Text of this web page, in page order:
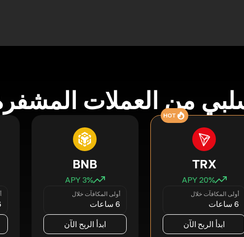
من العملات
HOT
TRX
20% APY
أولى المكافآت خلال
6 ساعات
ابدأ الربح الآن
BNB
3% APY
أولى المكافآت خلال
6 ساعات
ابدأ الربح الآن
6